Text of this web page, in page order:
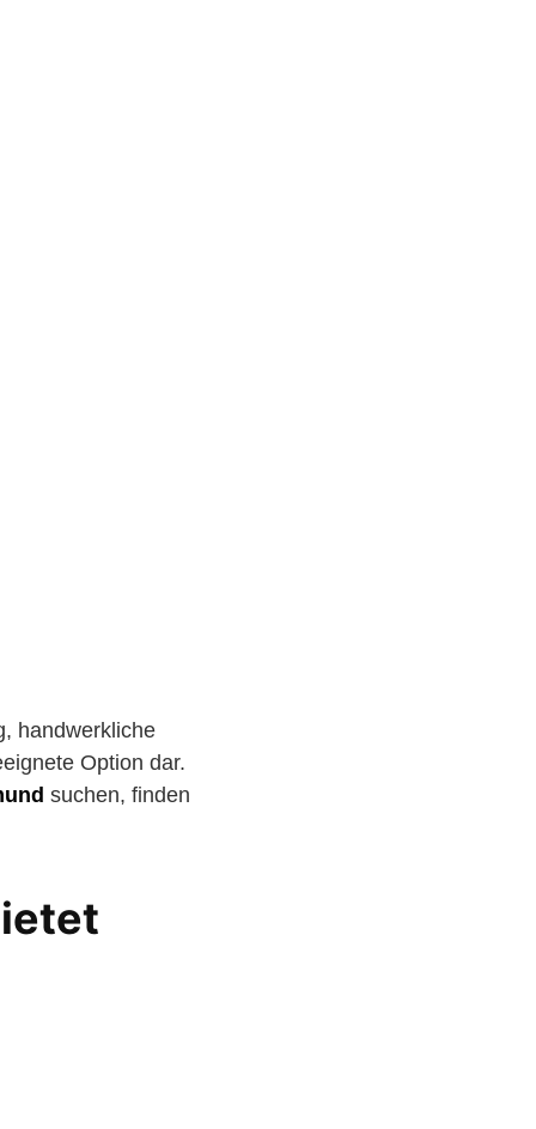
handwerkliche
Option dar.
suchen, finden